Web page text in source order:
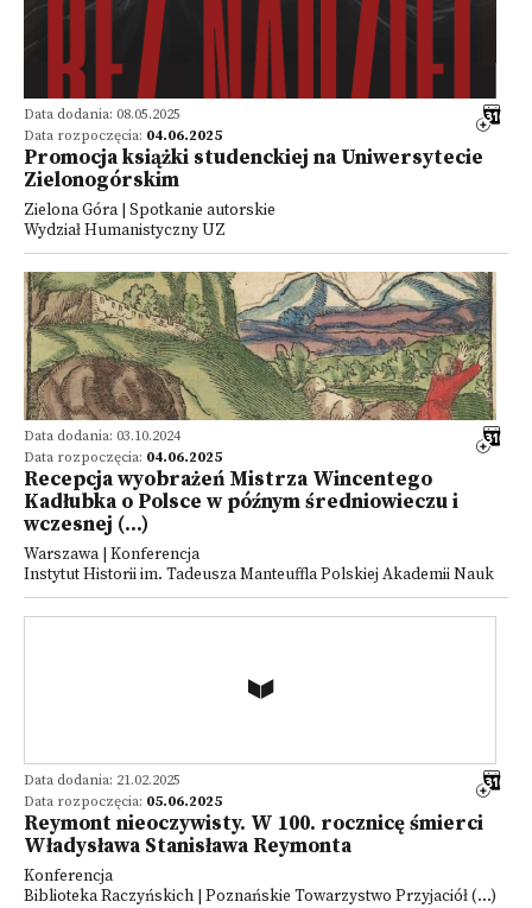
Data dodania: 08.05.2025
Data rozpoczęcia: 04.06.2025
Promocja książki studenckiej na Uniwersytecie
Zielonogórskim
Zielona Góra | Spotkanie autorskie
Wydział Humanistyczny UZ
Data dodania: 03.10.2024
Data rozpoczęcia: 04.06.2025
Recepcja wyobrażeń Mistrza Wincentego
Kadłubka o Polsce w późnym średniowieczu i
wczesnej (...)
Warszawa | Konferencja
Instytut Historii im. Tadeusza Manteuffla Polskiej Akademii Nauk
Data dodania: 21.02.2025
Data rozpoczęcia: 05.06.2025
Reymont nieoczywisty. W 100. rocznicę śmierci
Władysława Stanisława Reymonta
Konferencja
Biblioteka Raczyńskich | Poznańskie Towarzystwo Przyjaciół (...)